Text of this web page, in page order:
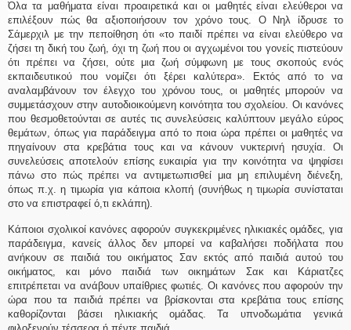
Όλα τα μαθήματα είναι προαιρετικά και οι μαθητές είναι ελεύθεροι να
επιλέξουν πώς θα αξιοποιήσουν τον χρόνο τους. Ο Νηλ ίδρυσε το
Σάμερχιλ με την πεποίθηση ότι «το παιδί πρέπει να είναι ελεύθερο να
ζήσει τη δική του ζωή, όχι τη ζωή που οι αγχωμένοι του γονείς πιστεύουν
ότι πρέπει να ζήσει, ούτε μια ζωή σύμφωνη με τους σκοπούς ενός
εκπαιδευτικού που νομίζει ότι ξέρει καλύτερα».
Εκτός από το να
αναλαμβάνουν τον έλεγχο του χρόνου τους, οι μαθητές μπορούν να
συμμετάσχουν στην αυτοδιοικούμενη κοινότητα του σχολείου. Οι κανόνες
που θεσμοθετούνται σε αυτές τις συνελεύσεις καλύπτουν μεγάλο εύρος
θεμάτων, όπως για παράδειγμα από το ποια ώρα πρέπει οι μαθητές να
πηγαίνουν στα κρεβάτια τους και να κάνουν νυκτερινή ησυχία. Οι
συνελεύσεις αποτελούν επίσης ευκαιρία για την κοινότητα να ψηφίσει
πάνω στο πώς πρέπει να αντιμετωπισθεί μια μη επιλυμένη διένεξη,
όπως π.χ. η τιμωρία για κάποια κλοπή (συνήθως η τιμωρία συνίσταται
στο να επιστραφεί ό,τι εκλάπη).
Κάποιοι σχολικοί κανόνες αφορούν συγκεκριμένες ηλικιακές ομάδες, για
παράδειγμα, κανείς άλλος δεν μπορεί να καβαλήσει ποδήλατα που
ανήκουν σε παιδιά του οικήματος Σαν εκτός από παιδιά αυτού του
οικήματος, και μόνο παιδιά των οικημάτων Σακ και Κάριατζες
επιτρέπεται να ανάβουν υπαίθριες φωτιές. Οι κανόνες που αφορούν την
ώρα που τα παιδιά πρέπει να βρίσκονται στα κρεβάτια τους επίσης
καθορίζονται βάσει ηλικιακής ομάδας. Τα υπνοδωμάτια γενικά